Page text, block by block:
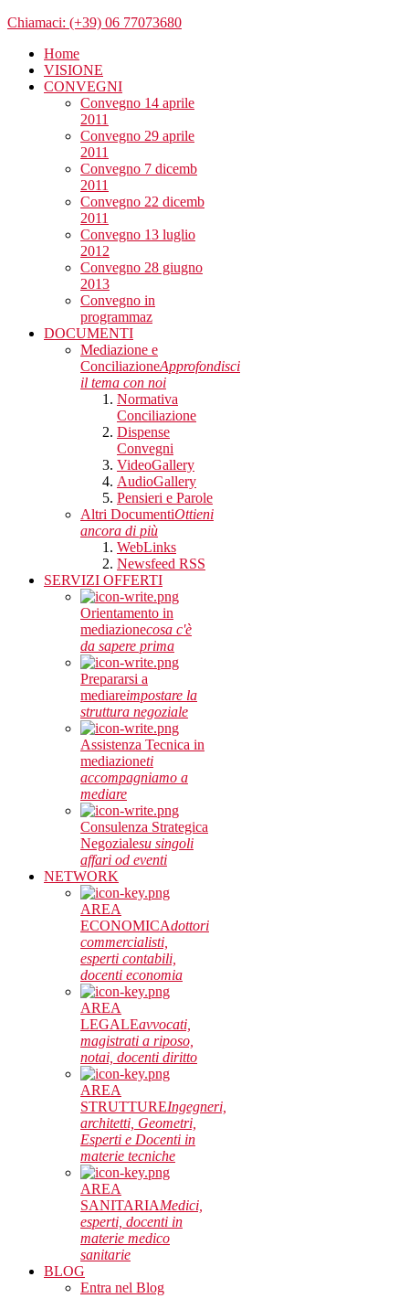
Chiamaci: (+39) 06 77073680
Home
VISIONE
CONVEGNI
Convegno 14 aprile
2011
Convegno 29 aprile
2011
Convegno 7 dicemb
2011
Convegno 22 dicemb
2011
Convegno 13 luglio
2012
Convegno 28 giugno
2013
Convegno in
programmaz
DOCUMENTI
Mediazione e
ConciliazioneApprofondisci
il tema con noi
Normativa
Conciliazione
Dispense
Convegni
VideoGallery
AudioGallery
Pensieri e Parole
Altri DocumentiOttieni
ancora di più
WebLinks
Newsfeed RSS
SERVIZI OFFERTI
Orientamento in
mediazionecosa c'è
da sapere prima
Prepararsi a
mediareimpostare la
struttura negoziale
Assistenza Tecnica in
mediazioneti
accompagniamo a
mediare
Consulenza Strategica
Negozialesu singoli
affari od eventi
NETWORK
AREA
ECONOMICAdottori
commercialisti,
esperti contabili,
docenti economia
AREA
LEGALEavvocati,
magistrati a riposo,
notai, docenti diritto
AREA
STRUTTUREIngegneri,
architetti, Geometri,
Esperti e Docenti in
materie tecniche
AREA
SANITARIAMedici,
esperti, docenti in
materie medico
sanitarie
BLOG
Entra nel Blog